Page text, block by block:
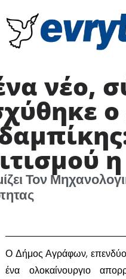
νέο,
Τον
Ο Δήμος Αγράφων,
ένα ολοκαίνουργιο